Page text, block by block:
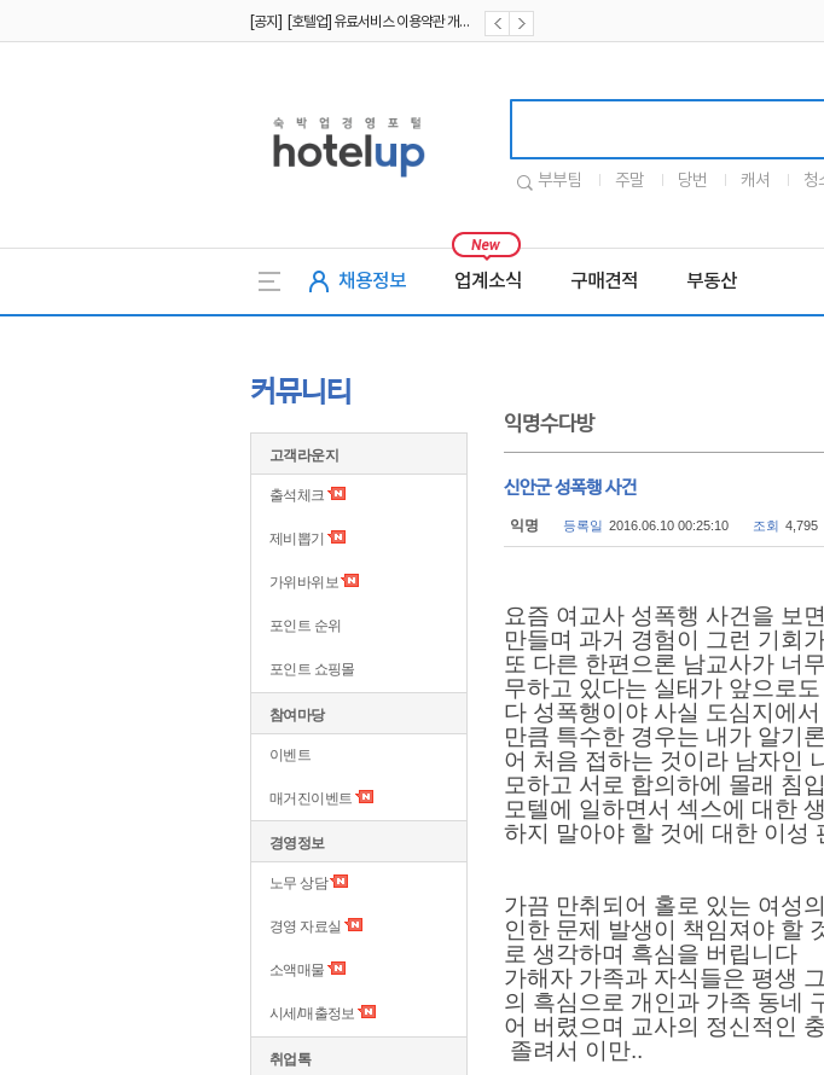
[공지] [호텔업] 유료서비스 이용약관 개정본2 (19.09.02)
부부팀 주말 당번 캐셔 청
채용정보 업계소식 구매견적 부동산
커뮤니티
고객라운지
출석체크
제비뽑기
가위바위보
포인트 순위
포인트 쇼핑몰
참여마당
이벤트
매거진이벤트
경영정보
노무 상담
경영 자료실
소액매물
시세/매출정보
취업톡
익명수다방
신안군 성폭행 사건
익명 등록일 2016.06.10 00:25:10 조회 4,795
요즘 여교사 성폭행 사건을 보
만들며 과거 경험이 그런 기회
또 다른 한편으론 남교사가 너
무하고 있다는 실태가 앞으로
다 성폭행이야 사실 도심지에
만큼 특수한 경우는 내가 알기
어 처음 접하는 것이라 남자인
모하고 서로 합의하에 몰래 침
모텔에 일하면서 섹스에 대한
하지 말아야 할 것에 대한 이성
가끔 만취되어 홀로 있는 여성
인한 문제 발생이 책임져야 할
로 생각하며 흑심을 버립니다
가해자 가족과 자식들은 평생
의 흑심으로 개인과 가족 동네
어 버렸으며 교사의 정신적인
졸려서 이만..​